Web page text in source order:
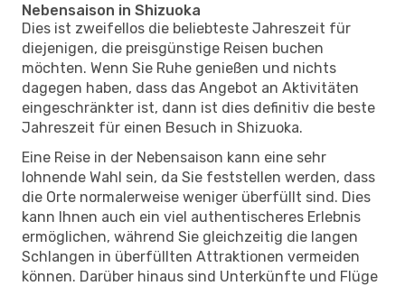
Nebensaison in Shizuoka
Dies ist zweifellos die beliebteste Jahreszeit für
diejenigen, die preisgünstige Reisen buchen
möchten. Wenn Sie Ruhe genießen und nichts
dagegen haben, dass das Angebot an Aktivitäten
eingeschränkter ist, dann ist dies definitiv die beste
Jahreszeit für einen Besuch in Shizuoka.
Eine Reise in der Nebensaison kann eine sehr
lohnende Wahl sein, da Sie feststellen werden, dass
die Orte normalerweise weniger überfüllt sind. Dies
kann Ihnen auch ein viel authentischeres Erlebnis
ermöglichen, während Sie gleichzeitig die langen
Schlangen in überfüllten Attraktionen vermeiden
können. Darüber hinaus sind Unterkünfte und Flüge